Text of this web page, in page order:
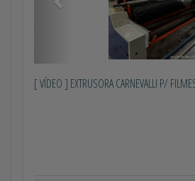
[ VÍDEO ] EXTRUSORA CARNEVALLI P/